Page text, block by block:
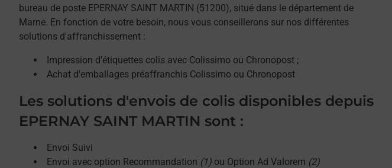
bureau de poste EPERNAY SAINT MARTIN (51200), situé dans le département de
Marne. En fonction de votre besoin, nous vous conseillerons sur nos différentes
solutions d'affranchissement :
Impression d'étiquettes colis avec Colissimo ou Chronopost ;
Achat d'emballages préaffranchis Colissimo ou Chronopost
Les solutions d'envois de colis disponibles depuis
EPERNAY SAINT MARTIN sont :
Envoi Suivi
Envoi avec option Recommandation (1) ou Option Ad Valorem (2)